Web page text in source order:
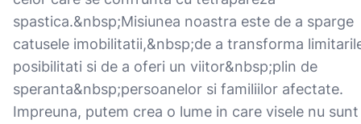
spastica.&nbsp;Misiunea noastra este de a sparge
catusele imobilitatii,&nbsp;de a transforma
posibilitati si de a oferi un viitor&nbsp;plin de
speranta&nbsp;persoanelor si familiilor afectate.
Impreuna, putem crea o lume in care visele nu sunt